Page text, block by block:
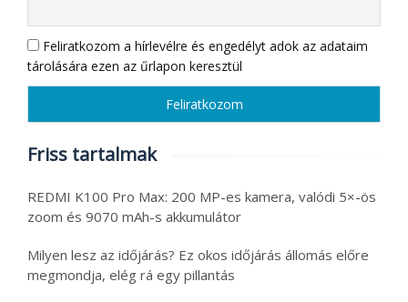
Feliratkozom a hírlevélre és engedélyt adok az adataim
tárolására ezen az űrlapon keresztül
Friss tartalmak
REDMI K100 Pro Max: 200 MP-es kamera, valódi 5×-ös
zoom és 9070 mAh-s akkumulátor
Milyen lesz az időjárás? Ez okos időjárás állomás előre
megmondja, elég rá egy pillantás